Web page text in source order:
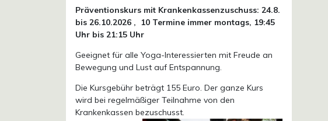
Präventionskurs mit Krankenkassenzuschuss:24.8.
bis 26.10.2026 ,
10 Termine immer montags, 19:45
Uhr bis 21:15 Uhr
Geeignet für alle Yoga-Interessierten mit Freude an
Bewegung und Lust auf Entspannung.
Die Kursgebühr beträgt 155 Euro. Der ganze Kurs
wird bei regelmäßiger Teilnahme von den
Krankenkassen bezuschusst.